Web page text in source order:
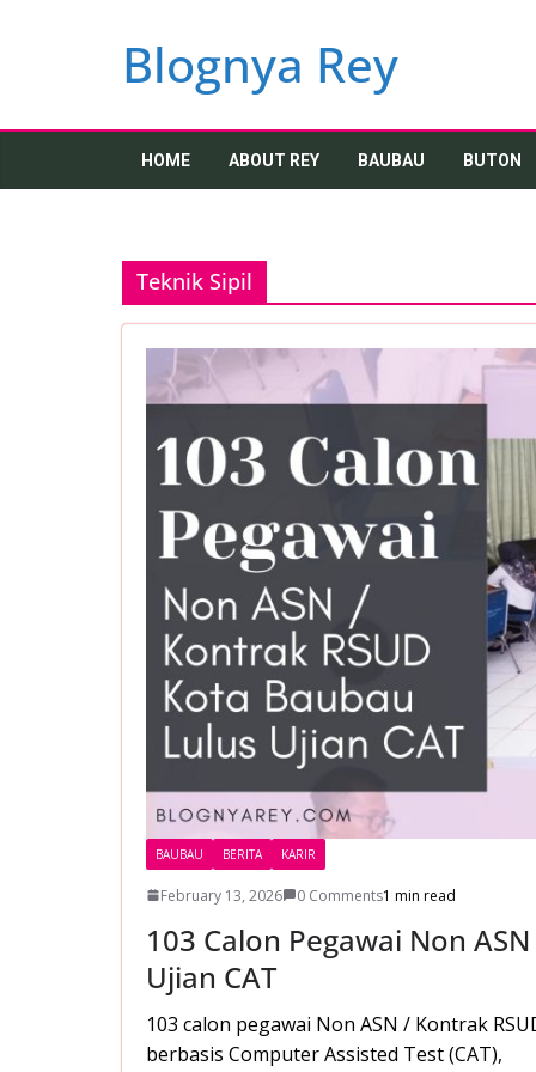
Blognya Rey
HOME ABOUT REY BAUBAU BUTON
Teknik Sipil
BAUBAU BERITA KARIR
February 13, 2026 0 Comments1 min read
103 Calon Pegawai Non
Ujian CAT
103 calon pegawai Non ASN / Kontrak
berbasis Computer Assisted Test (CAT),